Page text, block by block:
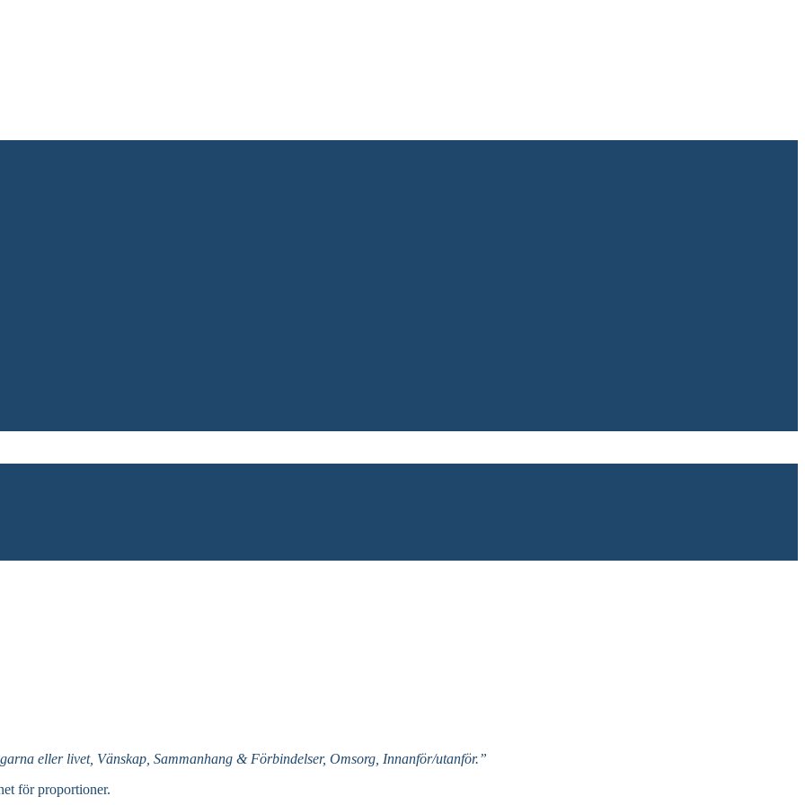
eller livet, Vänskap, Sammanhang & Förbindelser, Omsorg, Innanför/utanför.”
för proportioner.